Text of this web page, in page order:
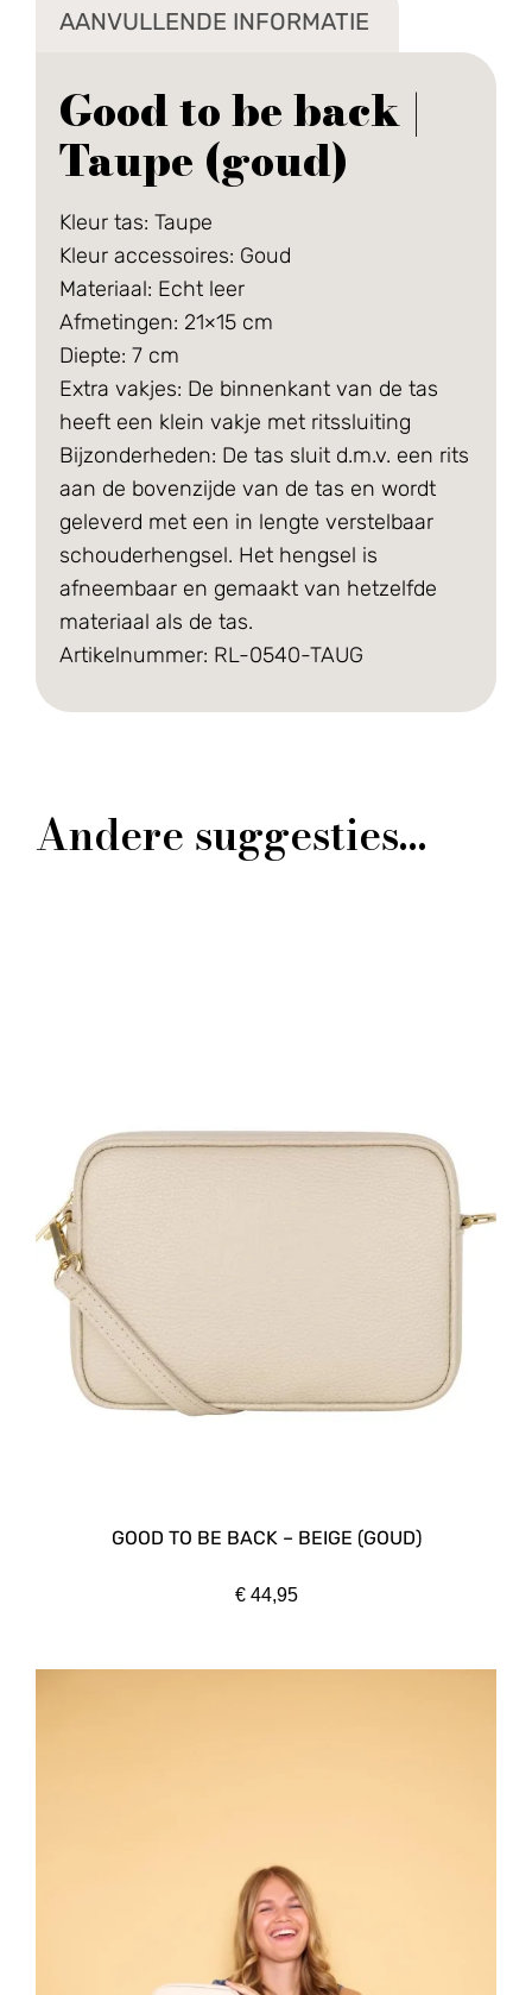
AANVULLENDE INFORMATIE
Good to be back |
Taupe (goud)
Kleur tas: Taupe
Kleur accessoires: Goud
Materiaal: Echt leer
Afmetingen: 21×15 cm
Diepte: 7 cm
Extra vakjes: De binnenkant van de tas
heeft een klein vakje met ritssluiting
Bijzonderheden: De tas sluit d.m.v. een rits
aan de bovenzijde van de tas en wordt
geleverd met een in lengte verstelbaar
schouderhengsel. Het hengsel is
afneembaar en gemaakt van hetzelfde
materiaal als de tas.
Artikelnummer: RL-0540-TAUG
Andere suggesties…
GOOD TO BE BACK – BEIGE (GOUD)
€44,95